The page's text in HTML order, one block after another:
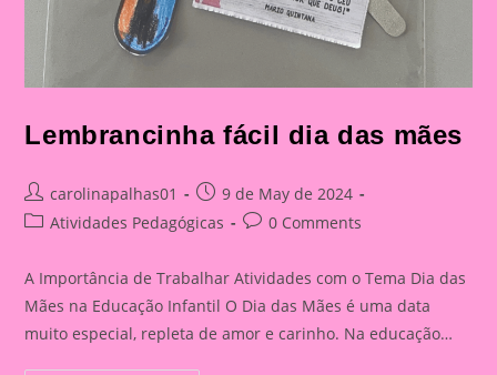
Lembrancinha fácil dia das mães
Post
author:
carolinapalhas01
Post
published:
9 de May de 2024
PostAtividades Pedagógicas
Post0 Comments
A Importância de Trabalhar Atividades com o Tema Dia das
Mães na Educação Infantil O Dia das Mães é uma data
muito especial, repleta de amor e carinho. Na educação…